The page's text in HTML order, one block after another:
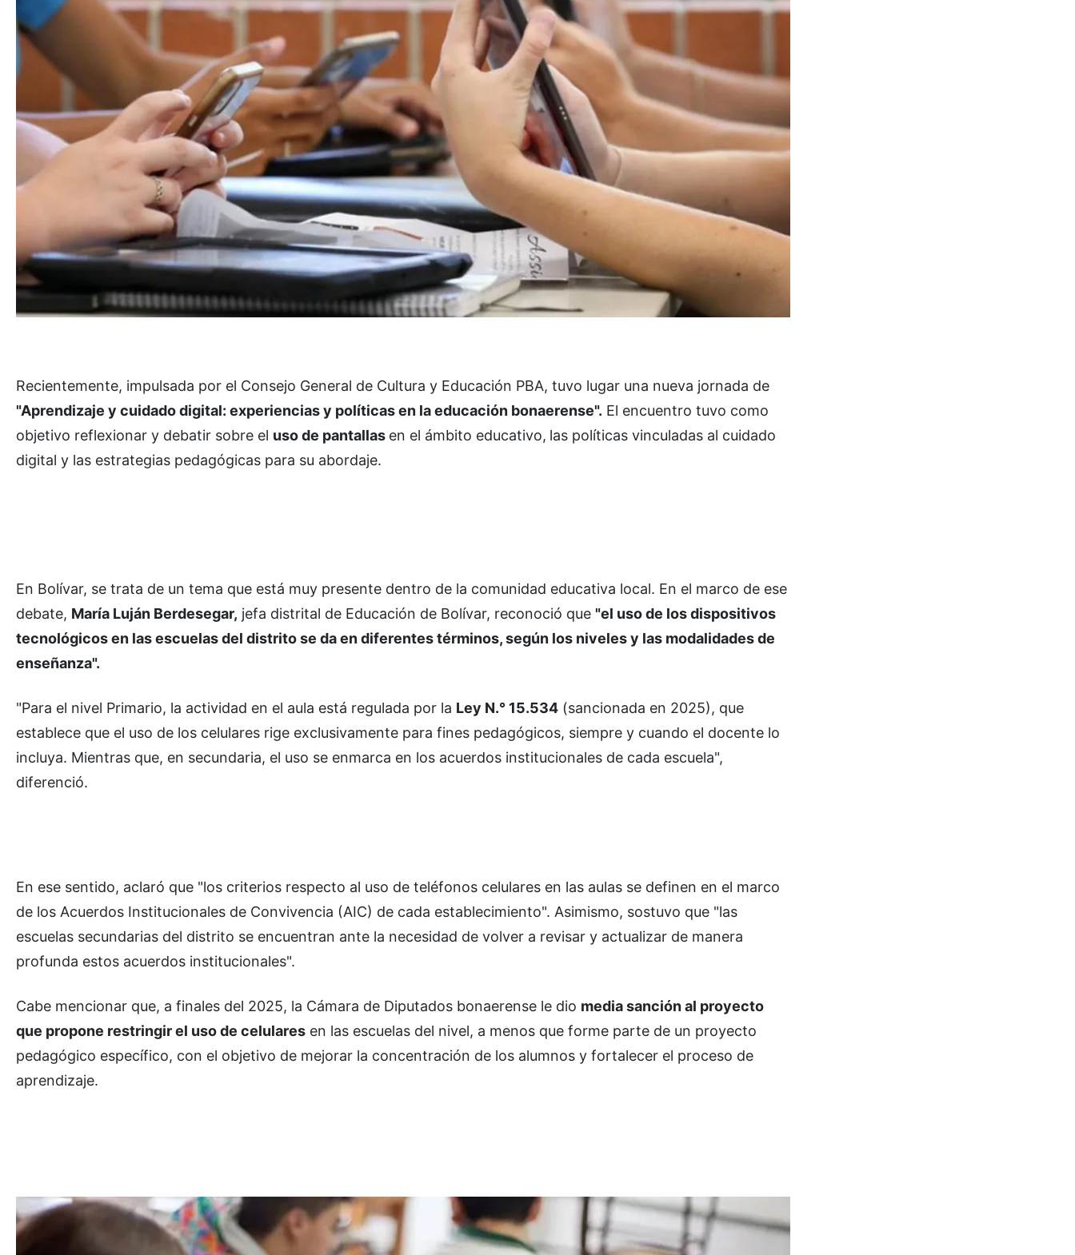
Recientemente, impulsada por el Consejo General de Cultura y Educación PBA, tuvo lugar una nueva jornada de
"Aprendizaje y cuidado digital: experiencias y políticas en la educación bonaerense". El encuentro tuvo como
objetivo reflexionar y debatir sobre el uso de pantallas en el ámbito educativo, las políticas vinculadas al cuidado
digital y las estrategias pedagógicas para su abordaje.
En Bolívar, se trata de un tema que está muy presente dentro de la comunidad educativa local. En el marco de ese
debate, María Luján Berdesegar, jefa distrital de Educación de Bolívar, reconoció que "el uso de los dispositivos
tecnológicos en las escuelas del distrito se da en diferentes términos, según los niveles y las modalidades de
enseñanza".
"Para el nivel Primario, la actividad en el aula está regulada por la Ley N.° 15.534 (sancionada en 2025), que
establece que el uso de los celulares rige exclusivamente para fines pedagógicos, siempre y cuando el docente lo
incluya. Mientras que, en secundaria, el uso se enmarca en los acuerdos institucionales de cada escuela",
diferenció.
En ese sentido, aclaró que "los criterios respecto al uso de teléfonos celulares en las aulas se definen en el marco
de los Acuerdos Institucionales de Convivencia (AIC) de cada establecimiento". Asimismo, sostuvo que "las
escuelas secundarias del distrito se encuentran ante la necesidad de volver a revisar y actualizar de manera
profunda estos acuerdos institucionales".
Cabe mencionar que, a finales del 2025, la Cámara de Diputados bonaerense le dio media sanción al proyecto
que propone restringir el uso de celulares en las escuelas del nivel, a menos que forme parte de un proyecto
pedagógico específico, con el objetivo de mejorar la concentración de los alumnos y fortalecer el proceso de
aprendizaje.